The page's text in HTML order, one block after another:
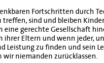
Fortschritten durch
sind und bleiben
eine gerechte Gesellschaft
ihrer Eltern und wenn jeder,
Leistung zu finden und sein
wir niemanden zurücklassen.